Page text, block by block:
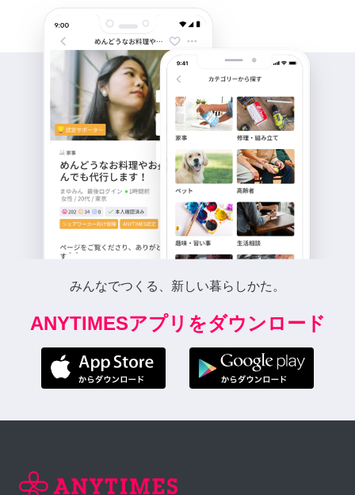
みんなでつくる、新しい暮らしかた。
ANYTIMESアプリをダウンロード